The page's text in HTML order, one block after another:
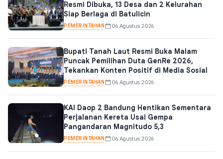
Resmi Dibuka, 13 Desa dan 2 Kelurahan
Siap Berlaga di Batulicin
PEMERINTAHAN 06 Agustus 2026
Bupati Tanah Laut Resmi Buka Malam
Puncak Pemilihan Duta GenRe 2026,
Tekankan Konten Positif di Media Sosial
PEMERINTAHAN 06 Agustus 2026
KAI Daop 2 Bandung Hentikan Sementara
Perjalanan Kereta Usai Gempa
Pangandaran Magnitudo 5,3
PEMERINTAHAN 06 Agustus 2026